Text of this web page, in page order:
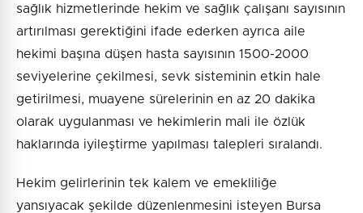
sağlık hizmetlerinde hekim ve sağlık çalışanı sayısının
artırılması gerektiğini ifade ederken ayrıca aile
hekimi başına düşen hasta sayısının 1500-2000
seviyelerine çekilmesi, sevk sisteminin etkin hale
getirilmesi, muayene sürelerinin en az 20 dakika
olarak uygulanması ve hekimlerin mali ile özlük
haklarında iyileştirme yapılması talepleri sıralandı.
Hekim gelirlerinin tek kalem ve emekliliğe
yansıyacak şekilde düzenlenmesini isteyen Bursa